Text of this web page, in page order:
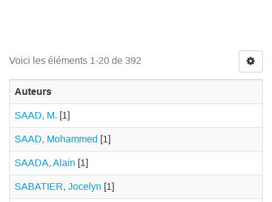
Voici les éléments 1-20 de 392
Auteurs
SAAD, M. [1]
SAAD, Mohammed [1]
SAADA, Alain [1]
SABATIER, Jocelyn [1]